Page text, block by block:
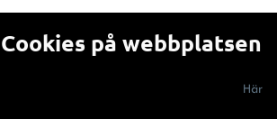
Cookies på webbplatsen
Här